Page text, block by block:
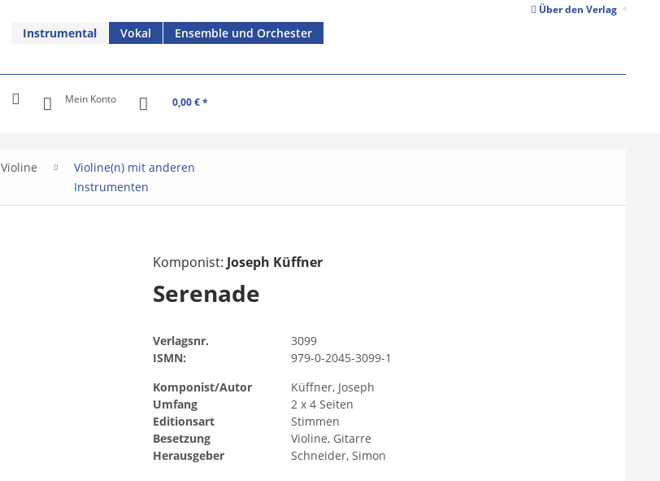
Über den Verlag
Instrumental Vokal Ensemble und Orchester
Mein Konto 0,00 € *
Violine
Violine(n) mit anderen
Instrumenten
Komponist: Joseph Küffner
Serenade
Verlagsnr.
3099
ISMN:
979-0-2045-3099-1
Komponist/Autor
Küffner, Joseph
Umfang
2 x 4 Seiten
Editionsart
Stimmen
Besetzung
Violine, Gitarre
Herausgeber
Schneider, Simon